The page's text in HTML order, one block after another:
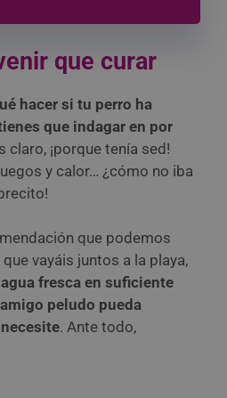
que curar
hacer si tu perro ha
que indagar en por
claro, ¡porque tenía sed!
y calor… ¿cómo no iba
que podemos
vayáis juntos a la playa,
fresca en suficiente
peludo pueda
. Ante todo,